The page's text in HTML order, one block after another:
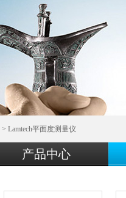
> Lamtech平面度测量仪
产品中心